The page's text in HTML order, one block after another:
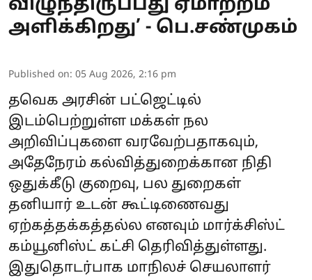
விழுந்திருப்பது ஏமாற்றம்
அளிக்கிறது’ - பெ.சண்முகம்
Published on: 05 Aug 2026, 2:16 pm
தவெக அரசின் பட்ஜெட்டில்
இடம்பெற்றுள்ள மக்கள் நல
அறிவிப்புகளை வரவேற்பதாகவும்,
அதேநேரம் கல்வித்துறைக்கான நிதி
ஒதுக்கீடு குறைவு, பல துறைகள்
தனியார் உடன் கூட்டிணைவது
ஏற்கத்தக்கத்தல்ல எனவும் மார்க்சிஸ்ட்
கம்யூனிஸ்ட் கட்சி தெரிவித்துள்ளது.
இதுதொடர்பாக மாநிலச் செயலாளர்